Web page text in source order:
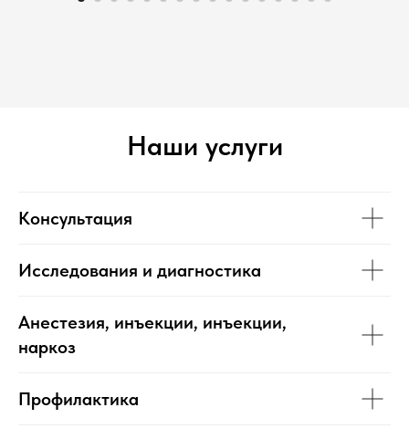
Наши услуги
Консультация
Исследования и диагностика
Анестезия, инъекции, инъекции,
наркоз
Профилактика